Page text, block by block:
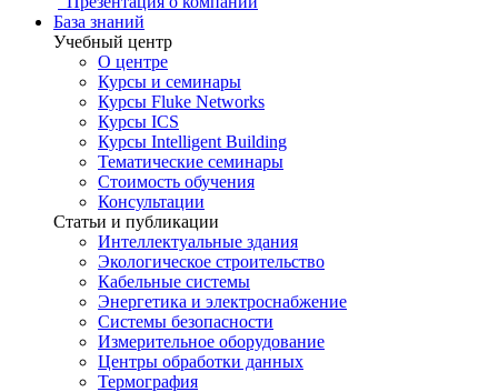
База знаний
Учебный центр
О центре
Курсы и семинары
Курсы Fluke Networks
Курсы ICS
Курсы Intelligent Building
Тематические семинары
Стоимость обучения
Консультации
Статьи и публикации
Интеллектуальные здания
Экологическое строительство
Кабельные системы
Энергетика и электроснабжение
Системы безопасности
Измерительное оборудование
Центры обработки данных
Термография